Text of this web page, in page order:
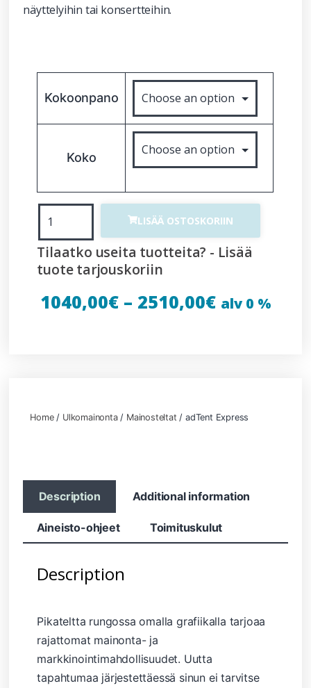
näyttelyihin tai konsertteihin.
Kokoonpano
Koko
LISÄÄ OSTOSKORIIN
Tilaatko useita tuotteita? - Lisää
tuote tarjouskoriin
1040,00€– 2510,00€ alv 0 %
Home/ Ulkomainonta/ Mainosteltat / adTent Express
Description Additional information
Aineisto-ohjeet Toimituskulut
Description
Pikateltta rungossa omalla grafiikalla tarjoaa
rajattomat mainonta- ja
markkinointimahdollisuudet. Uutta
tapahtumaa järjestettäessä sinun ei tarvitse